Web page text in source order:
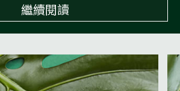
繼續閱讀